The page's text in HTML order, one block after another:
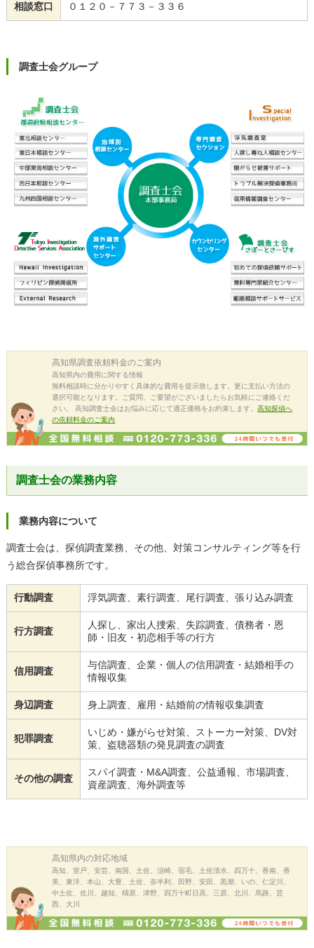
相談窓口 ０１２０－７７３－３３６
調査士会グループ
高知県調査依頼料金のご案内
高知県内の費用に関する情報
無料相談時に分かりやすく具体的な費用を提示致します。更に支払い方法の
選択可能となります。ご質問、ご要望がございましたらお気軽にご連絡くだ
さい。 高知調査士会はお悩みに応じて適正価格をお約束します。高知探偵へ
の依頼料金のご案内
調査士会の業務内容
業務内容について
調査士会は、探偵調査業務、その他、対策コンサルティング等を行
う総合探偵事務所です。
行動調査 浮気調査、素行調査、尾行調査、張り込み調査
行方調査
人探し、家出人捜索、失踪調査、債務者・恩
師・旧友・初恋相手等の行方
信用調査
与信調査、企業・個人の信用調査・結婚相手の
情報収集
身辺調査 身上調査、雇用・結婚前の情報収集調査
犯罪調査
いじめ・嫌がらせ対策、ストーカー対策、DV対
策、盗聴器類の発見調査の調査
その他の調査
スパイ調査・M&A調査、公益通報、市場調査、
資産調査、海外調査等
高知県内の対応地域
高知、室戸、安芸、南国、土佐、須崎、宿毛、土佐清水、四万十、香南、香
美、東洋、本山、大豊、土佐、奈半利、田野、安田、黒潮、いの、仁淀川、
中土佐、佐川、越知、檮原、津野、四万十町日高、三原、北川、馬路、芸
西、大川